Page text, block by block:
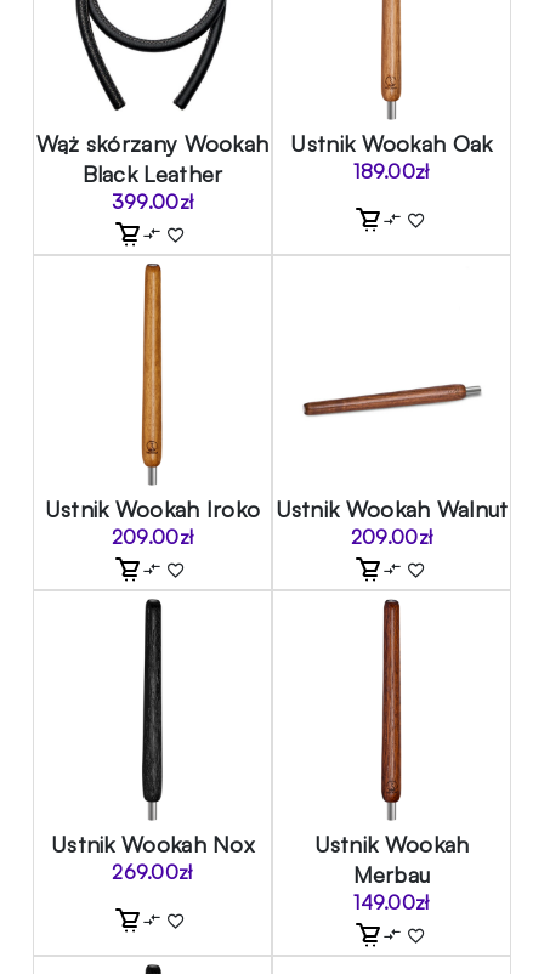
Wąż skórzany Wookah
Black Leather
399.00zł
Ustnik Wookah Oak
189.00zł
Ustnik Wookah Iroko
209.00zł
Ustnik Wookah Walnut
209.00zł
Ustnik Wookah Nox
269.00zł
Ustnik Wookah
Merbau
149.00zł